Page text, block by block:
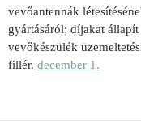
vevőantennák
gyártásáról; díjakat
vevőkészülék
fillér. december 1.